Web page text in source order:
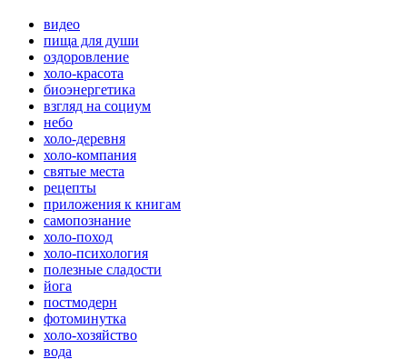
видео
пища для души
оздоровление
холо-красота
биоэнергетика
взгляд на социум
небо
холо-деревня
холо-компания
святые места
рецепты
приложения к книгам
самопознание
холо-поход
холо-психология
полезные сладости
йога
постмодерн
фотоминутка
холо-хозяйство
вода